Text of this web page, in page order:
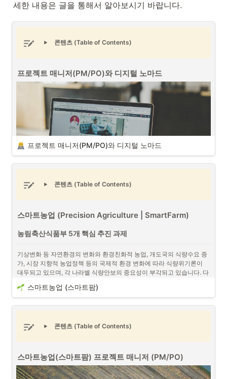
세한 내용은 글을 통해서 알아보시기 바랍니다.
콘텐츠 (Table of Contents)
프로젝트 매니저(PM/PO)와 디지털 노마드
프로젝트 매니저(PM/PO)와 디지털 노마드 (출처 : Unsplash)
여 장소에 구애받지 않고 일하는 사람을 의미합니다.
프로젝트 매니저(PM/PO)로서 다양한 프로젝트를 진행 관리를 해온 경
험으로서 프로젝트 매니저는 디지털 노마드라는 단어와 매우 어울리는
삶에 대해서 생각해봐야할 것입니다. 개인적으로 디지털 노마드로서의
프로젝트 매니저(PM/PO)와 디지털 노마드
콘텐츠 (Table of Contents)
스마트농업 (Precision Agriculture | SmartFarm)
농림축산식품부 5개 핵심 추진 과제
기상변화 등 자연환경의 변화와 환경친화적 농업, 개도국의 식량수요 증
가, 시장 지향적 농업정책 등의 국제적 환경 변화에 따라 식량위기론이
대두되고 있으며, 각 나라별 식량안보의 중요성이 부각되고 있습니다. 다
스마트농업 (스마트팜)
콘텐츠 (Table of Contents)
스마트농업(스마트팜) 프로젝트 매니저 (PM/PO)